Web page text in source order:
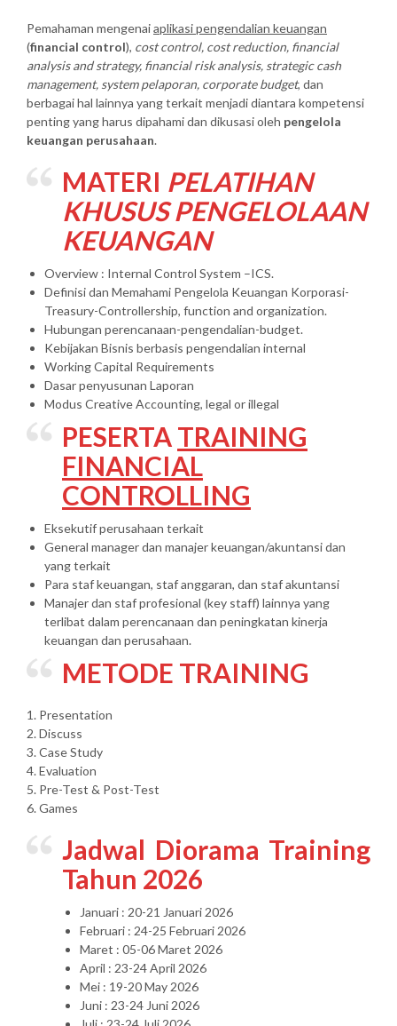
Pemahaman mengenaiaplikasi pengendalian keuangan
(financial control), cost control, cost reduction, financial
analysis and strategy, financial risk analysis, strategic cash
management, system pelaporan, corporate budget, dan
berbagai hal lainnya yang terkait menjadi diantara kompetensi
penting yang harus dipahami dan dikusasi oleh pengelola
keuangan perusahaan.
MATERI PELATIHAN
KHUSUS PENGELOLAAN
KEUANGAN
Overview : Internal Control System –ICS.
Definisi dan Memahami Pengelola Keuangan Korporasi-
Treasury-Controllership, function and organization.
Hubungan perencanaan-pengendalian-budget.
Kebijakan Bisnis berbasis pengendalian internal
Working Capital Requirements
Dasar penyusunan Laporan
Modus Creative Accounting, legal or illegal
PESERTATRAINING
FINANCIAL
CONTROLLING
Eksekutif perusahaan terkait
General manager dan manajer keuangan/akuntansi dan
yang terkait
Para staf keuangan, staf anggaran, dan staf akuntansi
Manajer dan staf profesional (key staff) lainnya yang
terlibat dalam perencanaan dan peningkatan kinerja
keuangan dan perusahaan.
METODE TRAINING
1. Presentation
2. Discuss
3. Case Study
4. Evaluation
5. Pre-Test & Post-Test
6. Games
Jadwal Diorama Training
Tahun 2026
Januari : 20-21 Januari 2026
Februari : 24-25 Februari 2026
Maret : 05-06 Maret 2026
April : 23-24 April 2026
Mei : 19-20 May 2026
Juni : 23-24 Juni 2026